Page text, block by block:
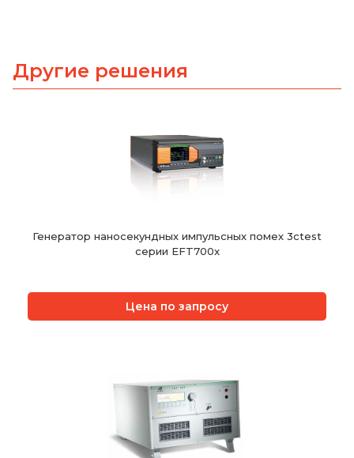
Другие решения
Генератор наносекундных импульсных помех 3ctest
серии EFT700x
Цена по запросу